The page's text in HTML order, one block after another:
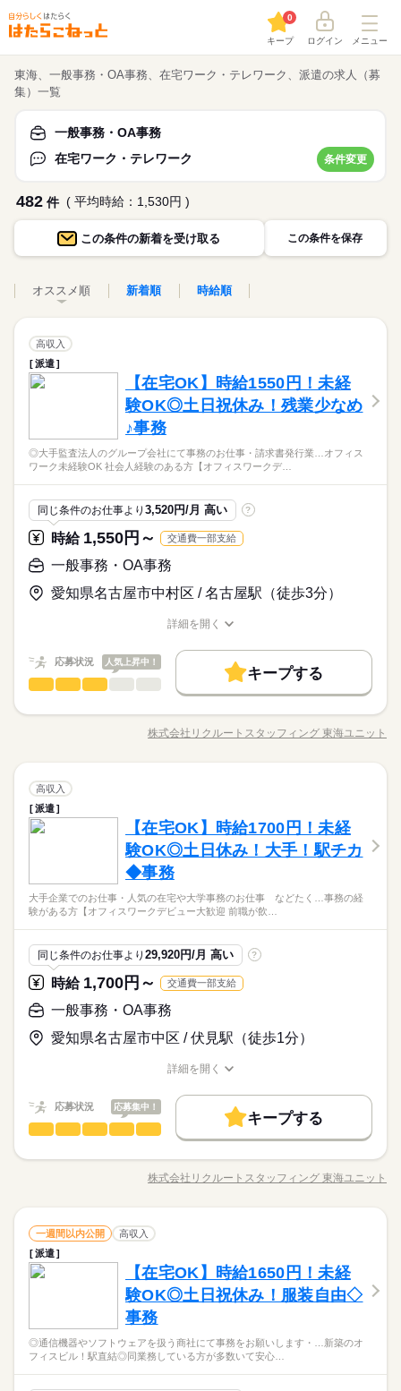
キープ
0
ログイン メニュー
東海、一般事務・OA事務、在宅ワーク・テレワーク、派遣の求人（募
集）一覧
一般事務・OA事務
在宅ワーク・テレワーク
条件変更
482 件 ( 平均時給：1,530円 )
この条件の新着を受け取る この条件を保存
オススメ順 新着順 時給順
高収入
派遣
【在宅OK】時給1550円！未経
験OK◎土日祝休み！残業少なめ
♪事務
◎大手監査法人のグループ会社にて事務のお仕事・請求書発行業…オフィス
ワーク未経験OK 社会人経験のある方【オフィスワークデ…
同じ条件のお仕事より 3,520円/月 高い ?
時給 1,550円～ 交通費一部支給
一般事務・OA事務
愛知県名古屋市中村区 / 名古屋駅（徒歩3分）
仕事の仕方 ひとりで
しずか にぎやか
業界
【在宅OK】月2回出社【電話対応なし/コツコツ事務♪】【同時2
◇リクルートのスタッフさんも多数活躍中！
◆業務に集中できる環境がオススメ◎
◇勤続年数多いいスタッフさん多数♪
お仕事の特徴
働く人の待遇向上
40代活躍
募集条件
交通費
1ヵ月以内にスタート 勤務地固定
主婦・主夫
働き方・環境
在宅ワーク
資格支援
禁煙・分煙 駅5分以内
社員食堂
PC不要 電話なし
一般事務・OA事務
業務 ・データ入力 ・チェック業務 ・問い合わせ対応（メールの
み） ・マニュアル修正 ・庶務業務 ※電話対応はございません！
たのご希望に合わせて選べます♪ 09月、10月スタートのご希望
の方も まずはお気軽にご相談ください☆
応募資格
オフィスワーク未経験OK！ ※社会人経験のある方 【オフィス
ワークデビュー大歓迎！】 前職が飲食やアパレルなどで オフィ
スワーク初挑戦！という 先輩方も多くいらっしゃいます！ オフ
ィス未経験でもチャレンジできる お仕事が他にもたくさん♪ 就
業前にも、オンラインでの研修など サポート体制も整えていま
すので 安心してご応募ください◎
給与 時給 1,550円～
交通費 1ヵ月3万円を上限として実費支給 月収例 21万7000円 時
給1550円×実働7h×週5日×4週 ※月収例を保証するものではあり
ません。 ※給与即受取りサービス利用可（利用条件有） ha_rs_
001
期間・時間 長期
09：30-17：30（休憩60分）実働7時間00分
♪
※繁忙期の2月-3月は1日1時間程度残業をお願いする可能性がご
休日・休暇 土曜 日曜 祝日
土・日・祝日休みの週休2日のお仕事です。
詳しい募集要項をすべて見る
応募する
詳細を開く
応募状況 人気上昇中！
キープする
職種/応募資格 給与/時間/休日
仕事の仕方
しずか にぎやか
業界 サービス関連
【在宅OK】月2回出社【電話対応なし/コツコツ事務♪】【同時2
名募集♪】
◆業務に集中できる環境がオススメ◎
◇勤続年数多いいスタッフさん多数♪
働く人の待遇向上 高収入 基本特徴
未経験OK 新卒・第二 募集条件
WEB登録
資格支援
日払い
英語不要
PC不要 電話なし
続きを読む
職種 一般事務・OA事務
◎大手監査法人のグループ会社にて事務のお仕事 ・請求書発行
業務 ・データ入力 ・チェック業務 ・問い合わせ対応（メールの
み） ・マニュアル修正 ・庶務業務 ※電話対応はございません！
▼こちらのお仕事以外にも...▼ ・大手企業でのお仕事 ・人気の
在宅や大学事務のお仕事 など たくさんのお仕事の中からあな
たのご希望に合わせて選べます♪ 09月、10月スタートのご希望
の方も まずはお気軽にご相談ください☆
応募資格
オフィスワーク未経験OK！ ※社会人経験のある方 【オフィス
ワークデビュー大歓迎！】 前職が飲食やアパレルなどで オフィ
スワーク初挑戦！という 先輩方も多くいらっしゃいます！ オフ
ィス未経験でもチャレンジできる お仕事が他にもたくさん♪ 就
業前にも、オンラインでの研修など サポート体制も整えていま
すので 安心してご応募ください◎
交通費 1ヵ月3万円を上限として実費支給 月収例 21万7000円 時
給1550円×実働7h×週5日×4週 ※月収例を保証するものではあり
ません。 ※給与即受取りサービス利用可（利用条件有） ha_rs_
続きを読む
期間・時間 長期
09：30-17：30（休憩60分）実働7時間00分
※残業時間：月0時間～5時間程度。■通常はあまり発生しません
♪
※繁忙期の2月-3月は1日1時間程度残業をお願いする可能性がご
休日・休暇 土曜 日曜 祝日
土・日・祝日休みの週休2日のお仕事です。
詳しい募集要項をすべて見る
応募する
株式会社リクルートスタッフィング 東海ユニット
高収入
派遣
【在宅OK】時給1700円！未経
験OK◎土日休み！大手！駅チカ
◆事務
大手企業でのお仕事・人気の在宅や大学事務のお仕事 などたく…事務の経
験がある方【オフィスワークデビュー大歓迎 前職が飲…
同じ条件のお仕事より 29,920円/月 高い ?
時給 1,700円～ 交通費一部支給
一般事務・OA事務
愛知県名古屋市中区 / 伏見駅（徒歩1分）
男女の割合 男性
ひとりで みんなで
職場の様子 しずか
業界
7月開始！時給1700円！【在宅OK】週3-4出社【電話応対なし】
【伏見駅直結/直接雇用の可能性もあり！】
■大手自動車メーカーでのマニュアル作成業務
一般事務・OA事務
明会実施 ・オペレーター向けFAQ作成 ・入電分析・分析結果か
らの改善活動 ・お客様向けFAQ・チャットの運営（外部サイ
案資料作成のご経験がある方 ・新しいツールや業務に対して、
好奇心をもって取り組める方
応募資格
事務の経験がある方 【オフィスワークデビュー大歓迎！】 前職
が飲食やアパレルなどで オフィスワーク初挑戦！という 先輩方
も多くいらっしゃいます！ オフィス未経験でもチャレンジでき
る お仕事が他にもたくさん♪ 就業前にも、オンラインでの研修
など サポート体制も整えていますので 安心してご応募ください
◎
詳細を開く
応募状況 応募集中！
キープする
職種/応募資格 給与/時間/休日
男女の割合 男性
ひとりで みんなで
職場の様子 しずか
続きを読む
業界 インターネット・Web関連
職種 一般事務・OA事務
◎社内向けマニュアルの作成業務 ・サービス概要書の作成・説
明会実施 ・オペレーター向けFAQ作成 ・入電分析・分析結果か
らの改善活動 ・お客様向けFAQ・チャットの運営（外部サイ
ト） ・データ入力 ・マニュアル作成 ・調整業務 ・庶務業務 ≪
現在活躍されている方々の経験≫ ・プレゼンやマニュアル、提
案資料作成のご経験がある方 ・新しいツールや業務に対して、
好奇心をもって取り組める方
応募資格
株式会社リクルートスタッフィング 東海ユニット
一週間以内公開
高収入
派遣
【在宅OK】時給1650円！未経
験OK◎土日祝休み！服装自由◇
事務
◎通信機器やソフトウェアを扱う商社にて事務をお願いします・…新築のオ
フィスビル！駅直結◎同業務している方が多数いて安心…